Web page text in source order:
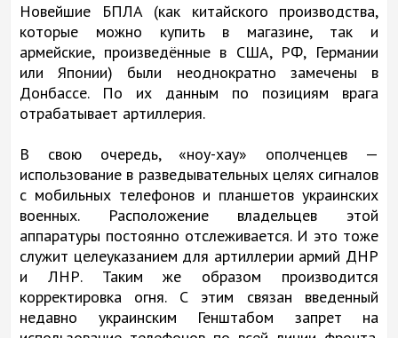
Новейшие БПЛА (как китайского производства,
которые можно купить в магазине, так и
армейские, произведённые в США, РФ, Германии
или Японии) были неоднократно замечены в
Донбассе. По их данным по позициям врага
отрабатывает артиллерия.
В свою очередь, «ноу-хау» ополченцев —
использование в разведывательных целях сигналов
с мобильных телефонов и планшетов украинских
военных. Расположение владельцев этой
аппаратуры постоянно отслеживается. И это тоже
служит целеуказанием для артиллерии армий ДНР
и ЛНР. Таким же образом производится
корректировка огня. С этим связан введенный
недавно украинским Генштабом запрет на